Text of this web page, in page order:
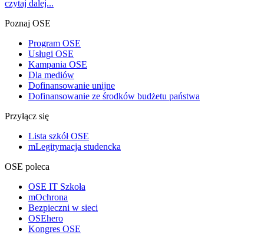
czytaj dalej...
Poznaj OSE
Program OSE
Usługi OSE
Kampania OSE
Dla mediów
Dofinansowanie unijne
Dofinansowanie ze środków budżetu państwa
Przyłącz się
Lista szkół OSE
mLegitymacja studencka
OSE poleca
OSE IT Szkoła
mOchrona
Bezpieczni w sieci
OSEhero
Kongres OSE